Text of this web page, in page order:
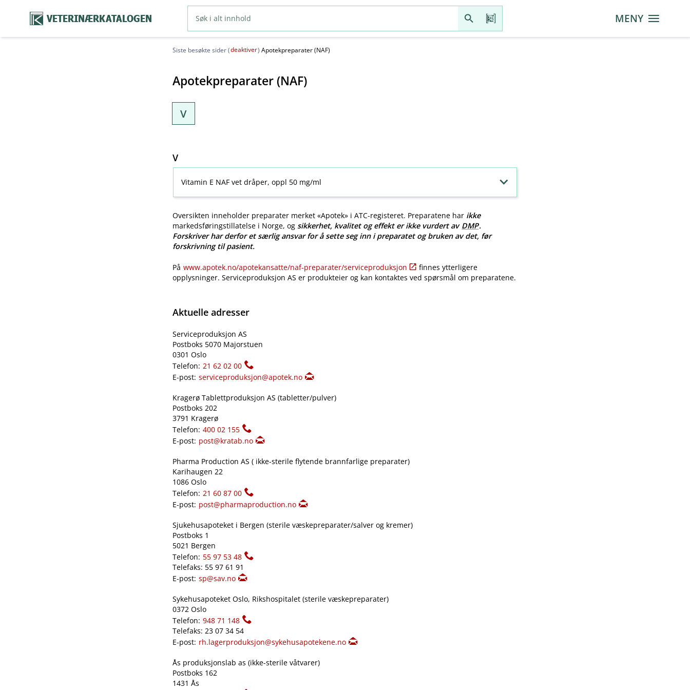
VETERINÆRKATALOGEN MENY
Siste besøkte sider (deaktiver) Apotekpreparater (NAF)
Apotekpreparater (NAF)
V
V
Vitamin E NAF vet dråper, oppl 50 mg/ml
Oversikten inneholder preparater merket «Apotek» i ATC-registeret. Preparatene har ikke
markedsføringstillatelse i Norge, ogsikkerhet, kvalitet og effekt er ikke vurdert av DMP.
Forskriver har derfor et særlig ansvar for å sette seg inn i preparatet og bruken av det, før
forskrivning til pasient.
På www.apotek.no​/​apotekansatte​/​naf-preparater​/​serviceproduksjon
finnes ytterligere
opplysninger. Serviceproduksjon AS er produkteier og kan kontaktes ved spørsmål om preparatene.
Aktuelle adresser
Serviceproduksjon AS
Postboks 5070 Majorstuen
0301 Oslo
Telefon: 21 62 02 00
E-post: serviceproduksjon@apotek.no
Kragerø Tablettproduksjon AS (tabletter​/​pulver)
Postboks 202
3791 Kragerø
Telefon: 400 02 155
E-post: post@kratab.no
Pharma Production AS ( ikke-sterile flytende brannfarlige preparater)
Karihaugen 22
1086 Oslo
Telefon: 21 60 87 00
E-post: post@pharmaproduction.no
Sjukehusapoteket i Bergen (sterile væskepreparater​/​salver og kremer)
Postboks 1
5021 Bergen
Telefon: 55 97 53 48
Telefaks: 55 97 61 91
E-post: sp@sav.no
Sykehusapoteket Oslo, Rikshospitalet (sterile væskepreparater)
0372 Oslo
Telefon: 948 71 148
Telefaks: 23 07 34 54
E-post: rh.lagerproduksjon@sykehusapotekene.no
Ås produksjonslab as (ikke-sterile våtvarer)
Postboks 162
1431 Ås